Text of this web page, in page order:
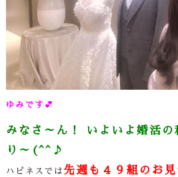
ゆみです 💕
みなさ～ん！ いよいよ婚活の
り～(^^♪
ハピネスでは 先週も４９組のお